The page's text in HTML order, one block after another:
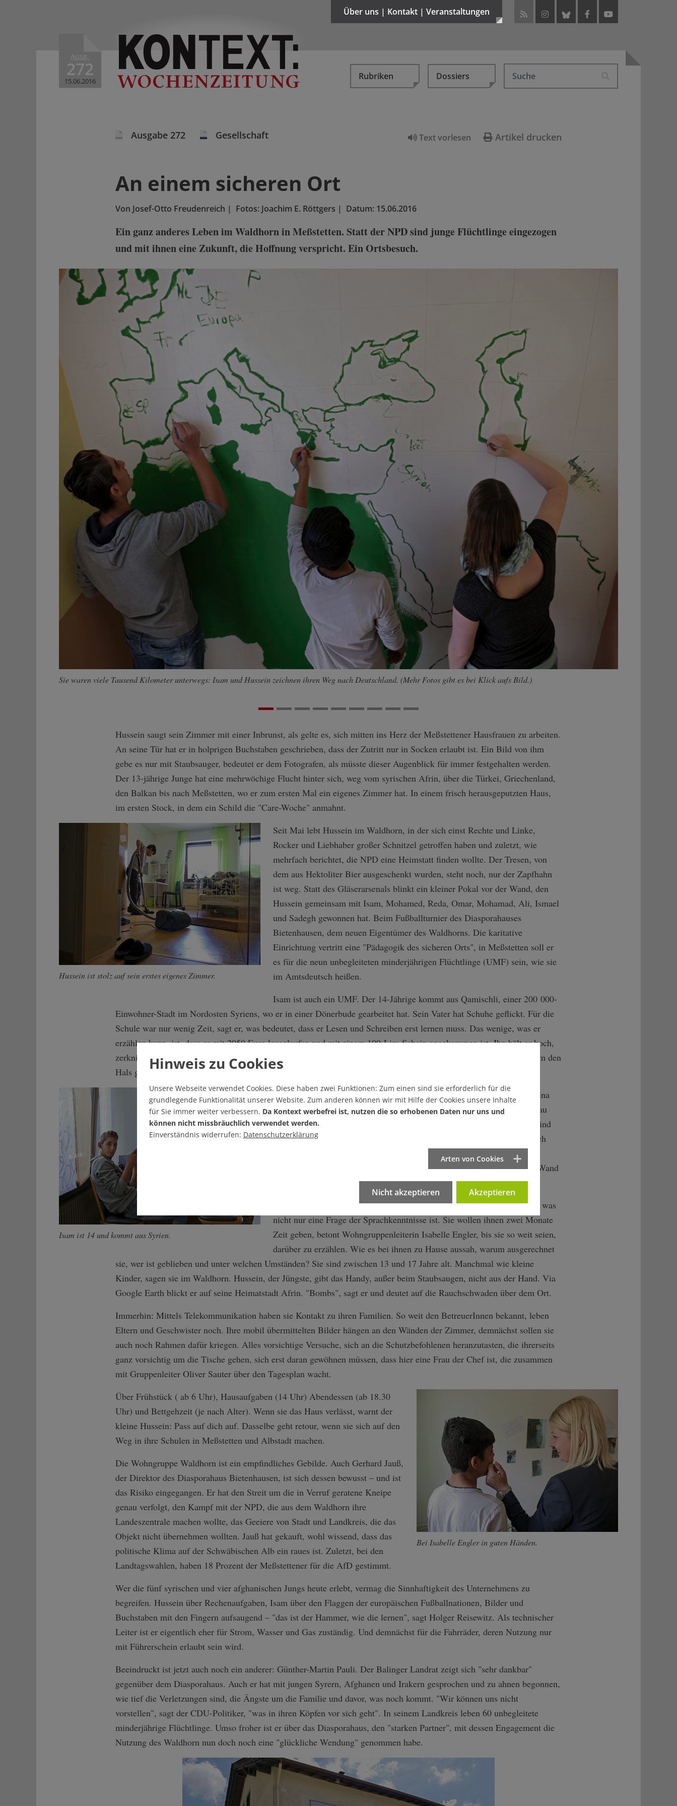
Ausg.
272
15.06.2016
Über uns | Kontakt | Veranstaltungen
Rubriken Dossiers
Text vorlesen Artikel drucken
Ausgabe 272 Gesellschaft
An einem sicheren Ort
Von Josef-Otto Freudenreich | Fotos: Joachim E. Röttgers | Datum: 15.06.2016
Ein ganz anderes Leben im Waldhorn in Meßstetten. Statt der NPD sind junge Flüchtlinge eingezogen
und mit ihnen eine Zukunft, die Hoffnung verspricht. Ein Ortsbesuch.
Sie waren viele Tausend Kilometer unterwegs: Isam und Hussein zeichnen ihren Weg nach Deutschland. (Mehr Fotos gibt es bei Klick aufs Bild.)
Zurück
Hussein saugt sein Zimmer mit einer Inbrunst, als gelte es, sich mitten ins Herz der Meßstettener Hausfrauen zu arbeiten.
An seine Tür hat er in holprigen Buchstaben geschrieben, dass der Zutritt nur in Socken erlaubt ist. Ein Bild von ihm
gebe es nur mit Staubsauger, bedeutet er dem Fotografen, als müsste dieser Augenblick für immer festgehalten werden.
Der 13-jährige Junge hat eine mehrwöchige Flucht hinter sich, weg vom syrischen Afrin, über die Türkei, Griechenland,
den Balkan bis nach Meßstetten, wo er zum ersten Mal ein eigenes Zimmer hat. In einem frisch herausgeputzten Haus,
im ersten Stock, in dem ein Schild die "Care-Woche" anmahnt.
Hussein ist stolz auf sein erstes eigenes Zimmer.
Seit Mai lebt Hussein im Waldhorn, in der sich einst Rechte und Linke,
Rocker und Liebhaber großer Schnitzel getroffen haben und zuletzt, wie
mehrfach berichtet, die NPD eine Heimstatt finden wollte. Der Tresen, von
dem aus Hektoliter Bier ausgeschenkt wurden, steht noch, nur der Zapfhahn
ist weg. Statt des Gläserarsenals blinkt ein kleiner Pokal vor der Wand, den
Hussein gemeinsam mit Isam, Mohamed, Reda, Omar, Mohamad, Ali, Ismael
und Sadegh gewonnen hat. Beim Fußballturnier des Diasporahauses
Bietenhausen, dem neuen Eigentümer des Waldhorns. Die karitative
Einrichtung vertritt eine "Pädagogik des sicheren Orts", in Meßstetten soll er
es für die neun unbegleiteten minderjährigen Flüchtlinge (UMF) sein, wie sie
im Amtsdeutsch heißen.
Isam ist auch ein UMF. Der 14-Jährige kommt aus Qamischli, einer 200 000-
Einwohner-Stadt im Nordosten Syriens, wo er in einer Dönerbude gearbeitet hat. Sein Vater hat Schuhe geflickt. Für die
Schule war nur wenig Zeit, sagt er, was bedeutet, dass er Lesen und Schreiben erst lernen muss. Das wenige, was er
erzählen kann, ist, dass er mit 2050 Euro losgelaufen und mit einem 100-Lira-Schein angekommen ist. Ihn hält er hoch,
zerknittertes Papier, wenige Cent wert, wenn überhaupt, der letzte Gegenstand aus der Heimat. Sein Kreuz, das er um den
Hals getragen hat, habe er auf der Flucht verloren, berichtet er. Isam ist Christ.
Isam ist 14 und kommt aus Syrien.
Am Computer zeichnen die Kinder, zusammen mit Sozialpädagogin Sabina
Seifert, ihren Weg von Syrien nach Deutschland nach. Schwarz, grün, blau
gestrichelt, Linien, die nur verraten, durch welche Länder sie gegangen sind
und wie lange der Weg war. Schon mit den Namen der Länder tun sie sich
schwer, mit den Entfernungen ebenfalls. Der Rechner sagt, es seien
mindestens 3000 Kilometer gewesen. Im Treppenhaus ist Europa an die Wand
gemalt, mit Pinseln ziehen sie die Konturen nach.
Was auf dem langen Marsch passiert ist, vermögen sie nicht zu erzählen, was
nicht nur eine Frage der Sprachkenntnisse ist. Sie wollen ihnen zwei Monate
Zeit geben, betont Wohngruppenleiterin Isabelle Engler, bis sie so weit seien,
darüber zu erzählen. Wie es bei ihnen zu Hause aussah, warum ausgerechnet
sie, wer ist geblieben und unter welchen Umständen? Sie sind zwischen 13 und 17 Jahre alt. Manchmal wie kleine
Kinder, sagen sie im Waldhorn. Hussein, der Jüngste, gibt das Handy, außer beim Staubsaugen, nicht aus der Hand. Via
Google Earth blickt er auf seine Heimatstadt Afrin. "Bombs", sagt er und deutet auf die Rauchschwaden über dem Ort.
Immerhin: Mittels Telekommunikation haben sie Kontakt zu ihren Familien. So weit den BetreuerInnen bekannt, leben
Eltern und Geschwister noch. Ihre mobil übermittelten Bilder hängen an den Wänden der Zimmer, demnächst sollen sie
auch noch Rahmen dafür kriegen. Alles vorsichtige Versuche, sich an die Schutzbefohlenen heranzutasten, die ihrerseits
ganz vorsichtig um die Tische gehen, sich erst daran gewöhnen müssen, dass hier eine Frau der Chef ist, die zusammen
mit Gruppenleiter Oliver Sauter über den Tagesplan wacht.
Bei Isabelle Engler in guten Händen.
Über Frühstück ( ab 6 Uhr), Hausaufgaben (14 Uhr) Abendessen (ab 18.30
Uhr) und Bettgehzeit (je nach Alter). Wenn sie das Haus verlässt, warnt der
kleine Hussein: Pass auf dich auf. Dasselbe geht retour, wenn sie sich auf den
Weg in ihre Schulen in Meßstetten und Albstadt machen.
Die Wohngruppe Waldhorn ist ein empfindliches Gebilde. Auch Gerhard Jauß,
der Direktor des Diasporahaus Bietenhausen, ist sich dessen bewusst – und ist
das Risiko eingegangen. Er hat den Streit um die in Verruf geratene Kneipe
genau verfolgt, den Kampf mit der NPD, die aus dem Waldhorn ihre
Landeszentrale machen wollte, das Geeiere von Stadt und Landkreis, die das
Objekt nicht übernehmen wollten. Jauß hat gekauft, wohl wissend, dass das
politische Klima auf der Schwäbischen Alb ein raues ist. Zuletzt, bei den
Landtagswahlen, haben 18 Prozent der Meßstettener für die AfD gestimmt.
Wer die fünf syrischen und vier afghanischen Jungs heute erlebt, vermag die Sinnhaftigkeit des Unternehmens zu
begreifen. Hussein über Rechenaufgaben, Isam über den Flaggen der europäischen Fußballnationen, Bilder und
Buchstaben mit den Fingern aufsaugend – "das ist der Hammer, wie die lernen", sagt Holger Reisewitz. Als technischer
Leiter ist er eigentlich eher für Strom, Wasser und Gas zuständig. Und demnächst für die Fahrräder, deren Nutzung nur
mit Führerschein erlaubt sein wird.
Beeindruckt ist jetzt auch noch ein anderer: Günther-Martin Pauli. Der Balinger Landrat zeigt sich "sehr dankbar"
gegenüber dem Diasporahaus. Auch er hat mit jungen Syrern, Afghanen und Irakern gesprochen und zu ahnen begonnen,
wie tief die Verletzungen sind, die Ängste um die Familie und davor, was noch kommt. "Wir können uns nicht
vorstellen", sagt der CDU-Politiker, "was in ihren Köpfen vor sich geht". In seinem Landkreis leben 60 unbegleitete
minderjährige Flüchtlinge. Umso froher ist er über das Diasporahaus, den "starken Partner", mit dessen Engagement die
Nutzung des Waldhorn nun doch noch eine "glückliche Wendung" genommen habe.
Hinweis zu Cookies
Unsere Webseite verwendet Cookies. Diese haben zwei Funktionen: Zum einen sind sie erforderlich für die
grundlegende Funktionalität unserer Website. Zum anderen können wir mit Hilfe der Cookies unsere Inhalte
für Sie immer weiter verbessern. Da Kontext werbefrei ist, nutzen die so erhobenen Daten nur uns und
können nicht missbräuchlich verwendet werden.
Einverständnis widerrufen: Datenschutzerklärung
Arten von Cookies
Nicht akzeptieren Akzeptieren